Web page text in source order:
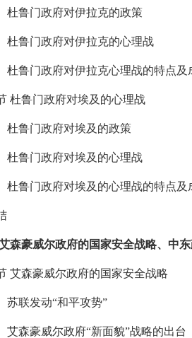
杜鲁门政府对伊拉克的政策
杜鲁门政府对伊拉克的心理战
杜鲁门政府对伊拉克心理战的特点及
杜鲁门政府对埃及的心理战
杜鲁门政府对埃及的政策
杜鲁门政府对埃及的心理战
杜鲁门政府对埃及的心理战的特点及
森豪威尔政府的国家安全战略、中
艾森豪威尔政府的国家安全战略
苏联发动“和平攻势”
艾森豪威尔政府“新面貌”战略的出台